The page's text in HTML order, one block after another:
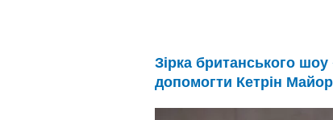
Зірка британського
допомогти Кетрін